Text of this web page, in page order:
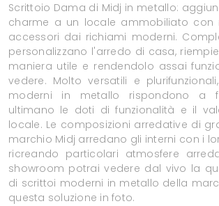
Scrittoio Dama di Midj in metallo:
charme a un locale ammobiliato con
accessori dai richiami moderni.
personalizzano l'arredo di casa,
maniera utile e rendendolo assai
vedere. Molto versatili e
moderni in metallo rispondono a
ultimano le doti di funzionalità e il
locale. Le composizioni arredative di
marchio Midj arredano gli interni con i
ricreando particolari atmosfere
showroom potrai vedere dal vivo la
di scrittoi moderni in metallo della
questa soluzione in foto.